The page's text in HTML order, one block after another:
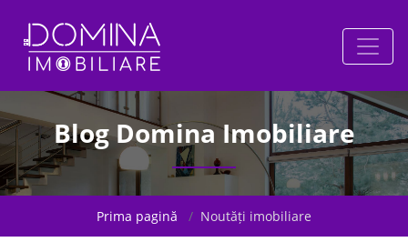
Blog Domina Imobiliare
Prima pagină Noutăți imobiliare